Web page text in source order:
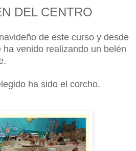
DEL CENTRO
de este curso y desde
venido realizando un belén
ha sido el corcho.